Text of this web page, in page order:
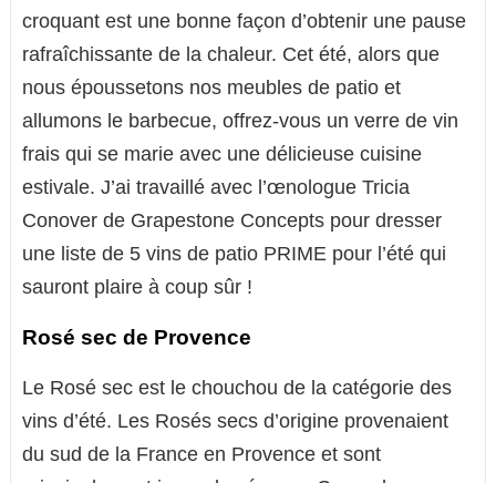
croquant est une bonne façon d’obtenir une pause
rafraîchissante de la chaleur. Cet été, alors que
nous époussetons nos meubles de patio et
allumons le barbecue, offrez-vous un verre de vin
frais qui se marie avec une délicieuse cuisine
estivale. J’ai travaillé avec l’œnologue Tricia
Conover de Grapestone Concepts pour dresser
une liste de 5 vins de patio PRIME pour l’été qui
sauront plaire à coup sûr !
Rosé sec de Provence
Le Rosé sec est le chouchou de la catégorie des
vins d’été. Les Rosés secs d’origine provenaient
du sud de la France en Provence et sont